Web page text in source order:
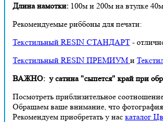
Длина намотки: 100м и 200м на втулке
Рекомендуемые риббоны для печати:
Текстильный RESIN СТАНДАРТ -
Текстильный RESIN ПРЕМИУМ и
ВАЖНО: у сатина "сыпется" край при
Посмотреть приблизительное
Обращаем ваше внимание, что фотография
Рекомендуем приобретать у нас каталог